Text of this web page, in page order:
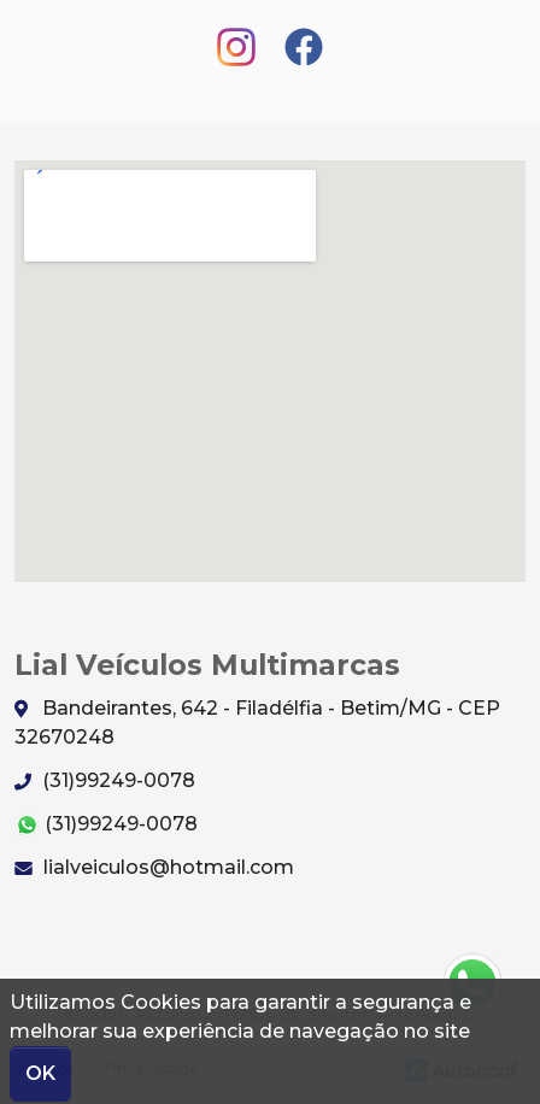
Utilizamos Cookies para garantir a segurança e
melhorar sua experiência de navegação no site
OK
Lial Veículos Multimarcas
Bandeirantes, 642 - Filadélfia - Betim/MG - CEP
32670248
(31)99249-0078
(31)99249-0078
lialveiculos@hotmail.com
© 2026 Autoconf. Todos os direitos reservados.
Termos